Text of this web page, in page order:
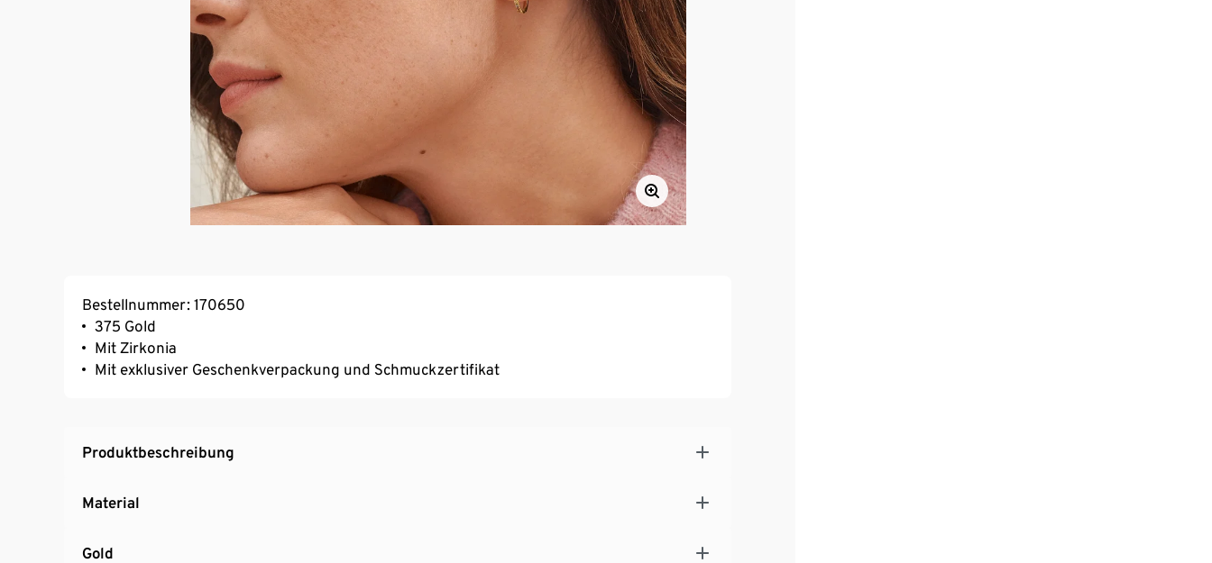
Bestellnummer: 170650
375 Gold
Mit Zirkonia
Mit exklusiver Geschenkverpackung und Schmuckzertifikat
Produktbeschreibung
Material
Gold